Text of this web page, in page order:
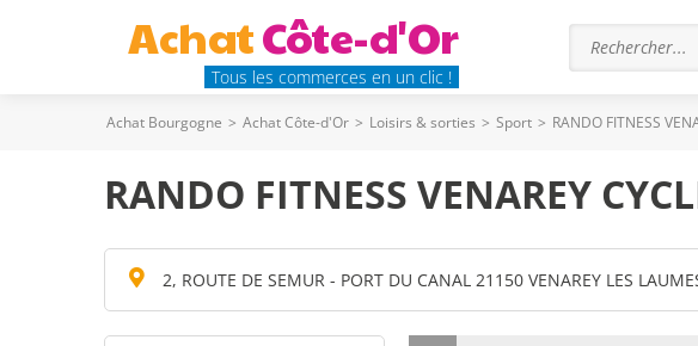
AchatCôte-d'Or
Tous les commerces en un clic !
Achat Bourgogne > Achat Côte-d'Or > Loisirs & sorties > Sport > RANDO FITNESS
RANDO FITNESS VENAREY
2, ROUTE DE SEMUR - PORT DU CANAL 21150 VENAREY LES